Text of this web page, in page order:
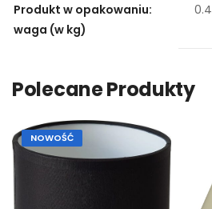
Produkt w opakowaniu:
waga (w kg)
0.4
Polecane Produkty
NOWOŚĆ